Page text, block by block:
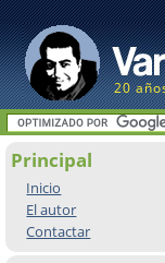
20
Principal
Inicio
El autor
Contactar